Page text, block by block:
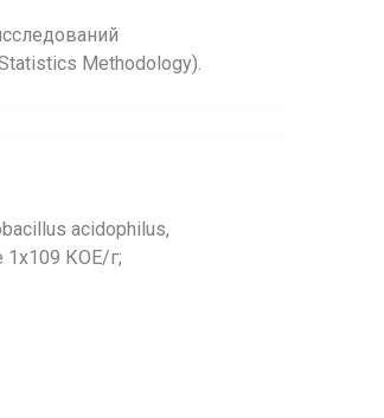
Methodology).
acidophilus,
1х109 КОЕ/г;